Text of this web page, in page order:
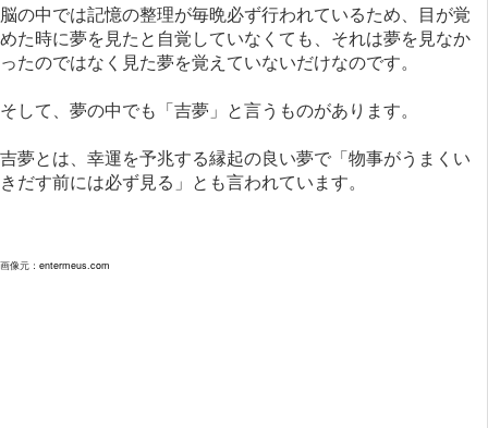
脳の中では記憶の整理が毎晩必ず行われているため、目が覚
めた時に夢を見たと自覚していなくても、それは夢を見なか
ったのではなく見た夢を覚えていないだけなのです。
そして、夢の中でも「吉夢」と言うものがあります。
吉夢とは、幸運を予兆する縁起の良い夢で「物事がうまくい
きだす前には必ず見る」とも言われています。
画像元： entermeus.com